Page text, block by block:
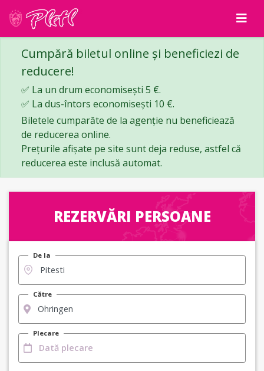
Cumpără biletul online și beneficiezi de
reducere!
✅ La un drum economisești 5 €.
✅ La dus-întors economisești 10 €.
Biletele cumparăte de la agenție nu beneficiează
de reducerea online.
Prețurile afișate pe site sunt deja reduse, astfel că
reducerea este inclusă automat.
REZERVĂRI PERSOANE
De la
Către
Plecare